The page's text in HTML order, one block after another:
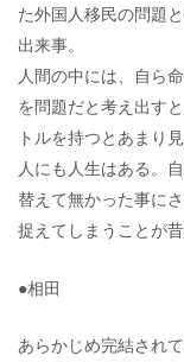
た外国人移民の問題
出来事。
人間の中には、自ら
を問題だと考え出す
トルを持つとあまり
人にも人生はある。
替えて無かった事に
捉えてしまうことが
●相田
あらかじめ完結され